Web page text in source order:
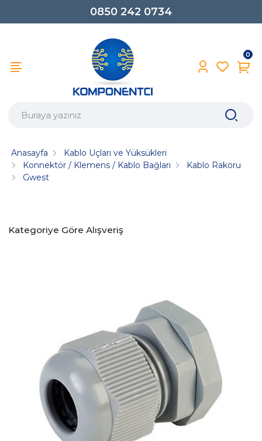
0850 242 0734
0
Anasayfa
Kablo Uçları ve Yüksükleri
Konnektör / Klemens / Kablo Bağları
Kablo Rakoru
Gwest
Kategoriye Göre Alışveriş